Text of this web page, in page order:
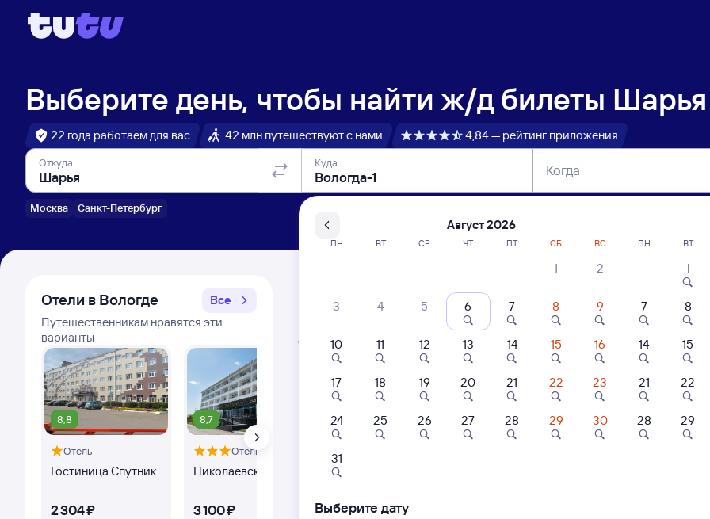
Выберите день, чтобы найти ж/д билеты Шарья
22 года работаем для вас 42 млн путешествуют с нами 4,84 — рейтинг приложения
Откуда
Москва Санкт-Петербург
Куда Когда
Отели в Вологде
Все
Путешественникам нравятся эти
варианты
8,8
Отель
Гостиница Спутник
2 ⁠304 ⁠₽
8,7
Отель
Николаевский
3 ⁠100 ⁠₽
8,2
Paradise Hotel
2 ⁠900 ⁠₽
7,8
Расписание поездов Шарья — Вологда-1
Расписание поездов Вологда-1 — Шарья
Открыта продажа билетов на 3 ноября. Отправление и прибытие по местному
Самый быстрый
Фирменный
013Н Новокузнецк Проходящий
Шарья
из Новокузнецка (ж/д вокзал)
16:20 22:09
Дни следованияближайшие: 6, 8, 10 августа
Август 2026
ПН ВТ СР ЧТ ПТ СБ ВС
1 2
3 4 5 6 7 8 9
10 11 12 13 14 15 16
17 18 19 20 21 22 23
24 25 26 27 28 29 30
31
ПН ВТ
1
7 8
14 15
21 22
28 29
Выберите дату